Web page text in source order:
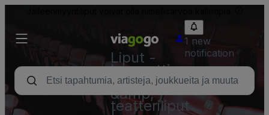
Liput -
konsertti,
urheilu
&amp;
teatteriliput
1 new
notification